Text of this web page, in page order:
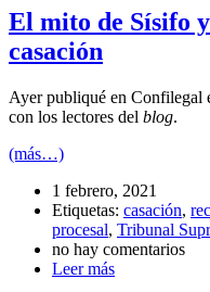
El mito de Sísifo
casación
Ayer publiqué en Confilegal
con los lectores del blog.
(más…)
1 febrero, 2021
Etiquetas: casación,
procesal, Tribunal
no hay comentarios
Leer más